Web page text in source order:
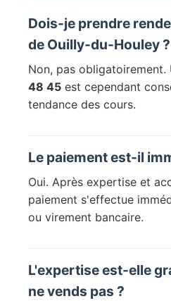
Dois-je prendre
de Ouilly-du-Houley ?
Non, pas obligatoirement.
48 45 est cependant
tendance des cours.
Le paiement est-il
Oui. Après expertise et
paiement s'effectue
ou virement bancaire.
L'expertise est-elle
ne vends pas ?